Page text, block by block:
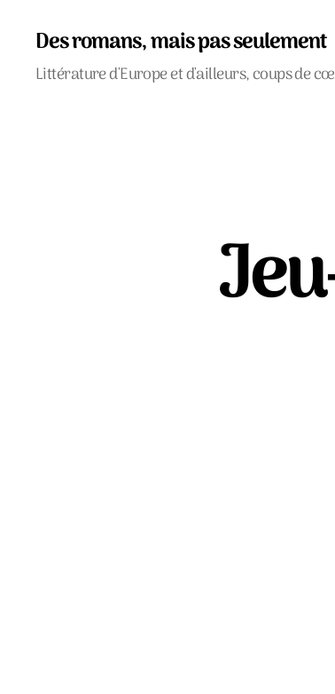
Des romans, mais pas seulement
Littérature d'Europe et d'ailleurs, coups de